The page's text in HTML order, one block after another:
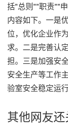
括"总则""职责""
内容如下。一是
位，优化企业作
求。二是完善认
担。三是加强安
安全生产等工作
验室安全稳定运行
其他网友